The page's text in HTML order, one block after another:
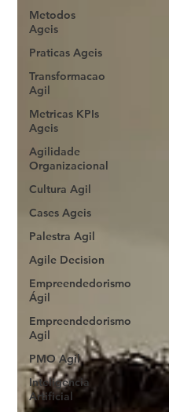
Metodos
Ageis
Praticas Ageis
Transformacao
Agil
Metricas KPIs
Ageis
Agilidade
Organizacional
Cultura Agil
Cases Ageis
Palestra Agil
Agile Decision
Empreendedorismo
Ágil
Empreendedorismo
Agil
PMO Agil
Inteligencia
Artificial